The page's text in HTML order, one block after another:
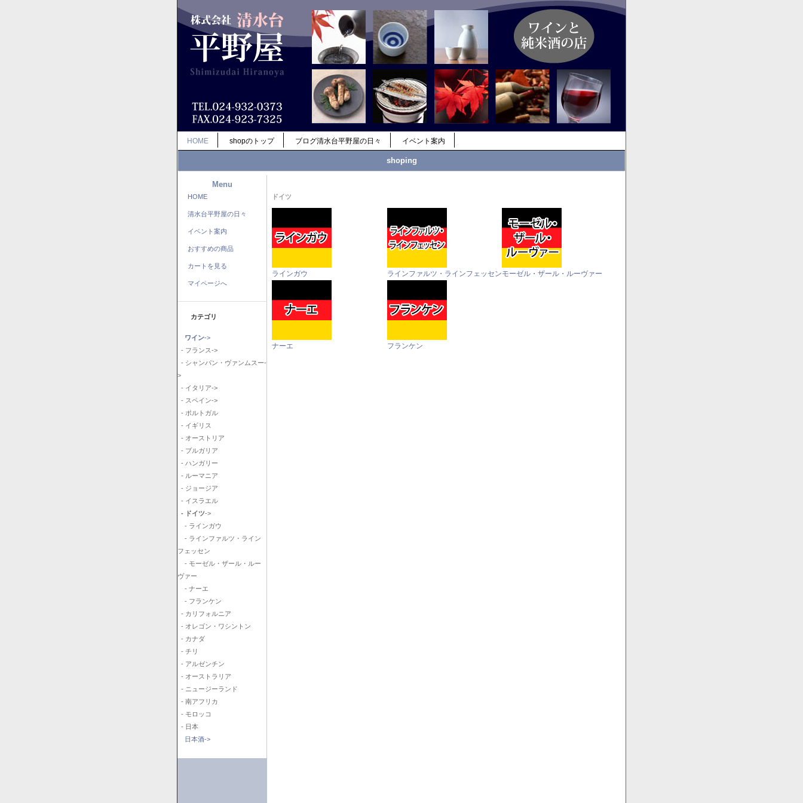
HOME shopのトップ ブログ清水台平野屋の日々 イベント案内
shoping
Menu
HOME
清水台平野屋の日々
イベント案内
おすすめの商品
カートを見る
マイページへ
カテゴリ
ワイン->
- フランス->
- シャンパン・ヴァンムスー-
>
- イタリア->
- スペイン->
- ポルトガル
- イギリス
- オーストリア
- ブルガリア
- ハンガリー
- ルーマニア
- ジョージア
- イスラエル
- ドイツ->
- ラインガウ
- ラインファルツ・ライン
フェッセン
- モーゼル・ザール・ルー
ヴァー
- ナーエ
- フランケン
- カリフォルニア
- オレゴン・ワシントン
- カナダ
- チリ
- アルゼンチン
- オーストラリア
- ニュージーランド
- 南アフリカ
- モロッコ
- 日本
日本酒->
ドイツ
ラインガウ ラインファルツ・ラインフェッセンモーゼル・ザール・ルーヴァー
ナーエ フランケン